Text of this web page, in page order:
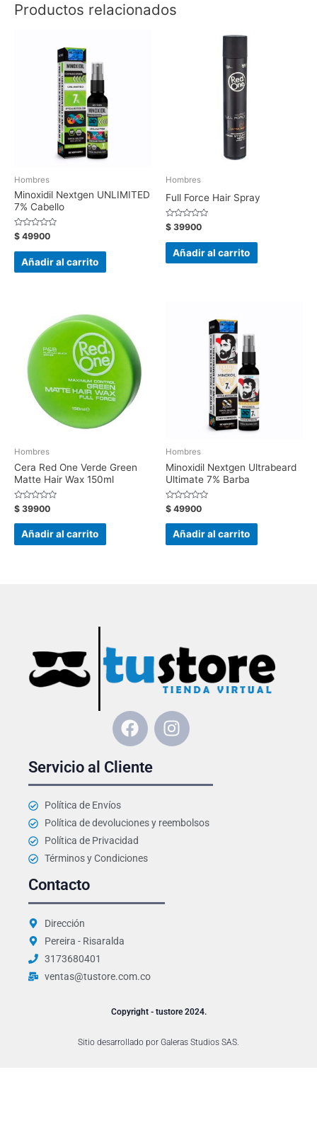
Productos relacionados
Hombres
Minoxidil Nextgen UNLIMITED
7% Cabello
Valorado
con
0
$ 49900
Añadir al carrito
Hombres
Full Force Hair Spray
Valorado
con
0
$ 39900
Añadir al carrito
Hombres
Cera Red One Verde Green
Matte Hair Wax 150ml
Valorado
con
0
$ 39900
Añadir al carrito
Hombres
Minoxidil Nextgen Ultrabeard
Ultimate 7% Barba
Valorado
con
0
$ 49900
Añadir al carrito
F
a
e
b
o
k
I
n
a
r
Servicio al Cliente
Política de Envíos
Política de devoluciones y reembolsos
Política de Privacidad
Términos y Condiciones
Contacto
Dirección
Pereira - Risaralda
3173680401
ventas@tustore.com.co
Copyright - tustore 2024.
Sitio desarrollado por Galeras Studios SAS.